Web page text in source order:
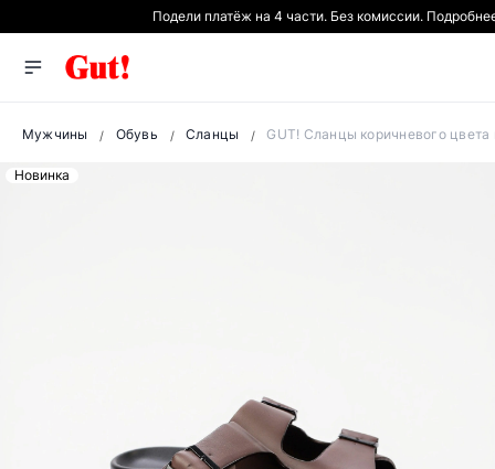
Подели платёж на 4 части. Без комиссии.
Мужчины Обувь Сланцы GUT! Сланцы коричневого цвета
Новинка